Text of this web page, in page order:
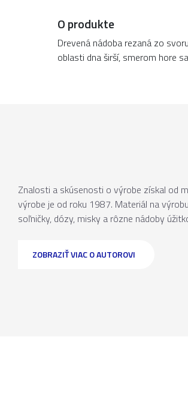
O produkte
Drevená nádoba rezaná zo
oblasti dna širší, smerom hore
Znalosti a skúsenosti o výrobe získal od
výrobe je od roku 1987. Materiál na
soľničky, dózy, misky a rôzne nádoby
ZOBRAZIŤ VIAC O AUTOROVI